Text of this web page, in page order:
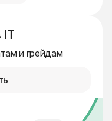
IT
и грейдам